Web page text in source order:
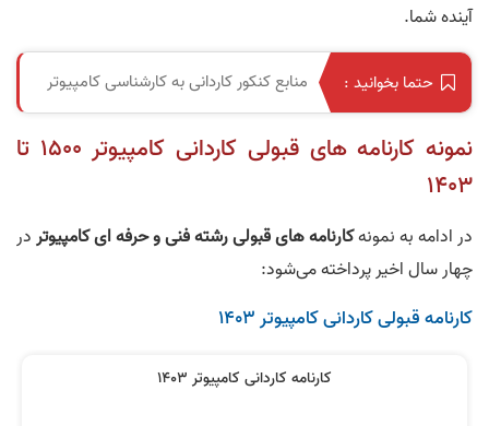
آینده شما.
حتما بخوانید : منابع کنکور کاردانی به کارشناسی کامپیوتر
نمونه کارنامه های قبولی کاردانی کامپیوتر 1500 تا
1403
در ادامه به نمونهکارنامه های قبولی رشته فنی و حرفه ای کامپیوتردر
چهار سال اخیر پرداخته می‌‎شود:
کارنامه قبولی کاردانی کامپیوتر 1403
کارنامه کاردانی کامپیوتر 1403